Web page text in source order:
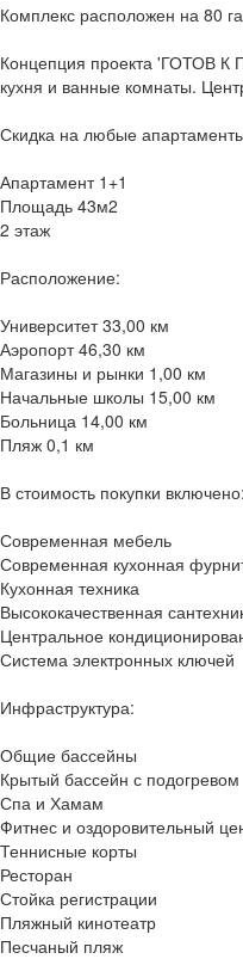
Комплекс расположен на 80
Концепция проекта 'ГОТОВ К
кухня и ванные комнаты.
Скидка на любые
Апартамент 1+1
Площадь 43м2
2 этаж
Расположение:
Университет 33,00 км
Аэропорт 46,30 км
Магазины и рынки 1,00 км
Начальные школы 15,00 км
Больница 14,00 км
Пляж 0,1 км
В стоимость покупки включено:
Современная мебель
Современная кухонная
Кухонная техника
Высококачественная
Центральное
Система электронных ключей
Инфраструктура:
Общие бассейны
Крытый бассейн с подогревом
Спа и Хамам
Фитнес и оздоровительный
Теннисные корты
Ресторан
Стойка регистрации
Пляжный кинотеатр
Песчаный пляж